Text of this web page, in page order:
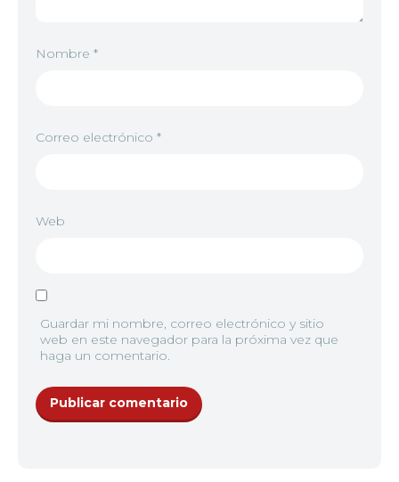
Nombre *
Correo electrónico *
Web
Guardar mi nombre, correo electrónico y sitio
web en este navegador para la próxima vez que
haga un comentario.